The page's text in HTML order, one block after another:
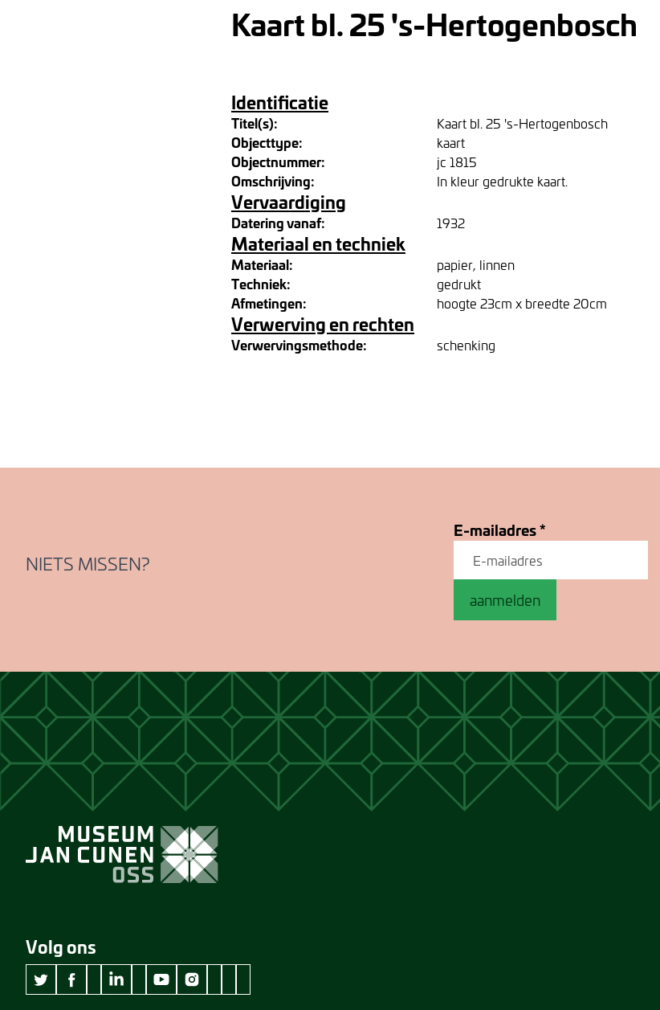
Kaart bl. 25 's-Hertogenbosch
Identificatie
Titel(s): Kaart bl. 25 's-Hertogenbosch
Objecttype: kaart
Objectnummer: jc 1815
Omschrijving: In kleur gedrukte kaart.
Vervaardiging
Datering vanaf: 1932
Materiaal en techniek
Materiaal: papier, linnen
Techniek: gedrukt
Afmetingen: hoogte 23cm x breedte 20cm
Verwerving en rechten
Verwervingsmethode: schenking
NIETS MISSEN?
E-mailadres*
aanmelden
Volg ons
twitter Museum Jan Cunen
facebook Museum Jan Cunen
wikipedia Museum Jan Cunen
linkedin Museum Jan Cunen
googleplus Museum Jan Cunen
youtube Museum Jan Cunen
instagram Museum Jan Cunen